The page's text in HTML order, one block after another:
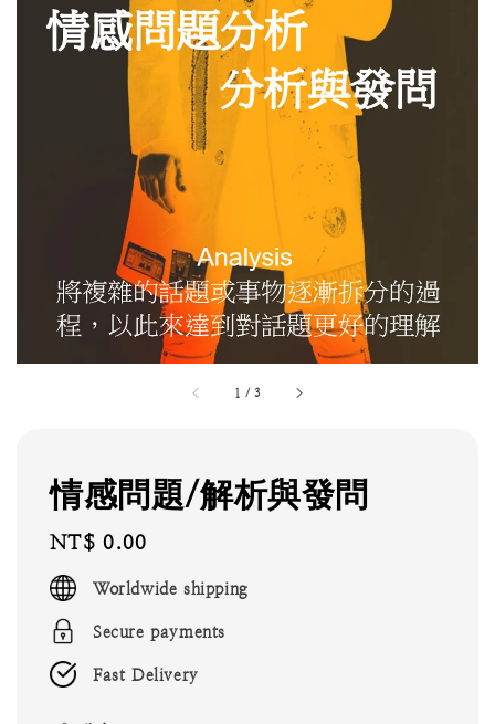
1 /3
情感問題/解析與發問
Regular
price
NT$ 0.00
Worldwide shipping
Secure payments
Fast Delivery